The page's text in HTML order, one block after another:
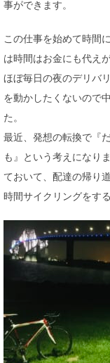
事ができます。
この仕事を始めて時間
は時間はお金にも代え
ほぼ毎日の夜のデリバ
を動かしたくないので
た。
最近、発想の転換で『
も』という考えになり
ておいて、配達の帰り
時間サイクリングをす